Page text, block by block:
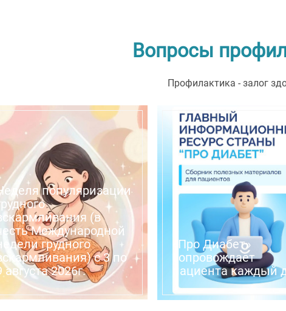
Вопросы
Профилактика - залог
популяризации
(в
Международной
грудного
с 3 по
августа 2026г.
«Про Диабет»
сопровождает
пациента каждый